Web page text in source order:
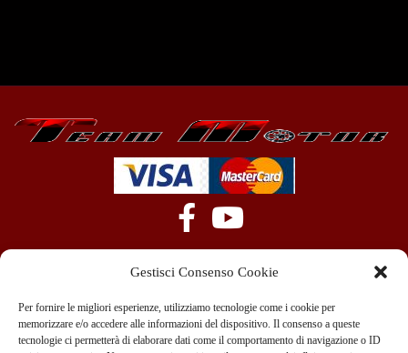
Gestisci Consenso Cookie
Per fornire le migliori esperienze, utilizziamo tecnologie come i cookie per
memorizzare e/o accedere alle informazioni del dispositivo. Il consenso a queste
tecnologie ci permetterà di elaborare dati come il comportamento di navigazione o ID